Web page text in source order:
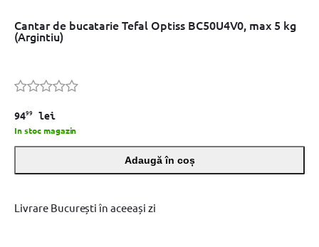
Cantar de bucatarie Tefal Optiss BC50U4V0, max 5 kg
(Argintiu)
9499 lei
In stoc magazin
Adaugă în coș
Livrare București în aceeași zi